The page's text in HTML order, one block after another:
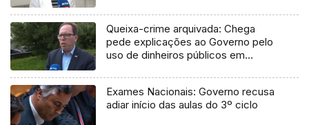
Queixa-crime arquivada: Chega
pede explicações ao Governo pelo
uso de dinheiros públicos em
Exames Nacionais: Governo recusa
adiar início das aulas do 3º ciclo